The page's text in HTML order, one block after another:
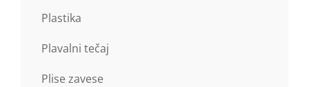
Plastika
Plavalni tečaj
Plise zavese